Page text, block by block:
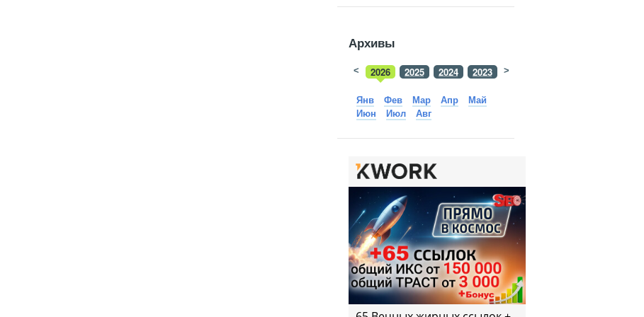
Архивы
2026 2025 2024 2023 2022
< >
Янв Фев Мар Апр
Май
Июн
Июл Авг